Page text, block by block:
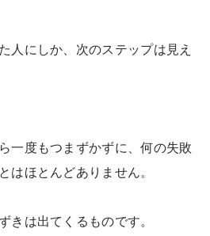
人にしか、次のステップは見え
一度もつまずかずに、何の失敗
はほとんどありません。
きは出てくるものです。